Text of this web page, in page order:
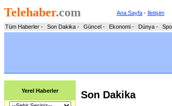
Telehaber.com Ana Sayfa - İletişim
Tüm Haberler - Son Dakika - Güncel - Ekonomi - Dünya -
Yerel Haberler Son Dakika